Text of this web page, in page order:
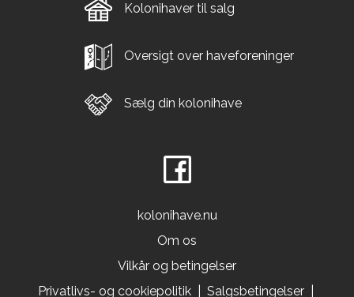
Kolonihaver til salg
Oversigt over haveforeninger
Sælg din kolonihave
kolonihave.nu
Om os
Vilkår og betingelser
Privatlivs- og cookiepolitik| Salgsbetingelser|